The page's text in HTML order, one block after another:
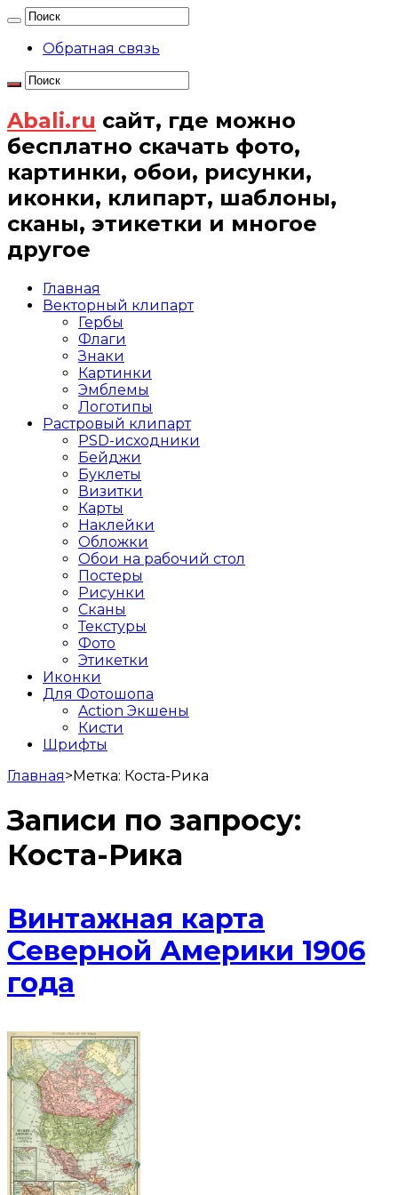
Обратная связь
Abali.ru сайт, где можно
бесплатно скачать фото,
картинки, обои, рисунки,
иконки, клипарт, шаблоны,
сканы, этикетки и многое
другое
Главная
Векторный клипарт
Гербы
Флаги
Знаки
Картинки
Эмблемы
Логотипы
Растровый клипарт
PSD-исходники
Бейджи
Буклеты
Визитки
Карты
Наклейки
Обложки
Обои на рабочий стол
Постеры
Рисунки
Сканы
Текстуры
Фото
Этикетки
Иконки
Для Фотошопа
Action Экшены
Кисти
Шрифты
Главная>Метка: Коста-Рика
Записи по запросу:
Коста-Рика
Винтажная карта
Северной Америки 1906
года